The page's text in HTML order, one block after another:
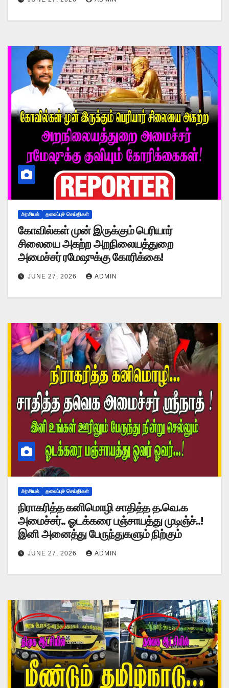
அரசியல் தலைப்புச் செய்திகள்
கோவில்கள் முன் இருக்கும் பெரியார்
சிலையை அகற்ற அறநிலையத்துறை
அமைச்சர் ரமேஷுக்கு கோரிக்கை!
JUNE 27, 2026 ADMIN
அரசியல் தலைப்புச் செய்திகள்
நிராகரித்த கனிமொழி சாதித்த த.வெ.க
அமைச்சர்.. ஓடக்கரை பஞ்சாயத்து முடிஞ்ச்..!
இனி அனைத்து பேருந்துகளும் நிற்கும்
JUNE 27, 2026 ADMIN